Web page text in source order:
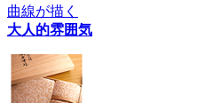
曲線が描く
大人的雰囲気